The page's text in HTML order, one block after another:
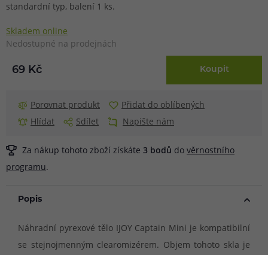
standardní typ, balení 1 ks.
Skladem online
Nedostupné na prodejnách
69 Kč Koupit
Porovnat produkt
Přidat do oblíbených
Hlídat
Sdílet Napište nám
Za nákup tohoto zboží získáte 3 bodů do věrnostního
programu.
Popis
Náhradní pyrexové tělo IJOY Captain Mini je kompatibilní
se stejnojmenným clearomizérem. Objem tohoto skla je